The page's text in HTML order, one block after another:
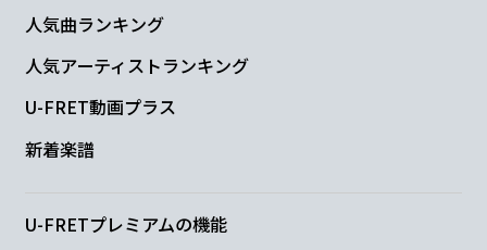
人気曲ランキング
人気アーティストランキング
U-FRET動画プラス
新着楽譜
U-FRETプレミアムの機能